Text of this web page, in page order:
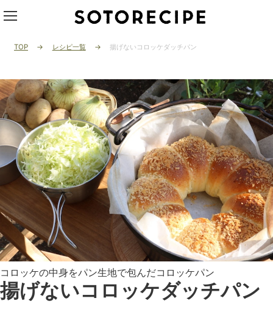
TOP レシピ一覧 揚げないコロッケダッチパン
コロッケの中身をパン生地で包んだコロッケパン
揚げないコロッケダッチパン